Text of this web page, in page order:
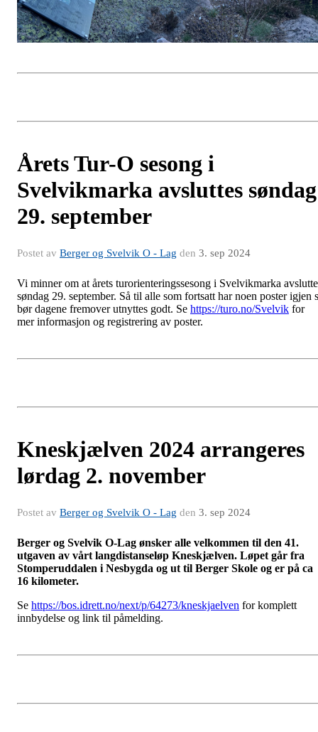
Årets Tur-O sesong i
Svelvikmarka avsluttes søndag
29. september
Postet av Berger og Svelvik O - Lag den 3. sep 2024
Vi minner om at årets turorienteringssesong i Svelvikmarka
søndag 29. september. Så til alle som fortsatt har noen poster igjen
bør dagene fremover utnyttes godt. Se https://turo.no/Svelvik for
mer informasjon og registrering av poster.
Kneskjælven 2024 arrangeres
lørdag 2. november
Postet av Berger og Svelvik O - Lag den 3. sep 2024
Berger og Svelvik O-Lag ønsker alle velkommen til den 41.
utgaven av vårt langdistanseløp Kneskjælven. Løpet går fra
Stomperuddalen i Nesbygda og ut til Berger Skole og er på ca
16 kilometer.
Se https://bos.idrett.no/next/p/64273/kneskjaelven for komplett
innbydelse og link til påmelding.